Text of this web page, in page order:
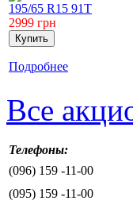
195/65 R15 91T
2999 грн
Подробнее
Все
Телефоны:
(096) 159 -11-00
(095) 159 -11-00